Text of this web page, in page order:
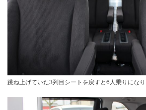
跳ね上げていた3列目シートを戻すと6人乗りになり